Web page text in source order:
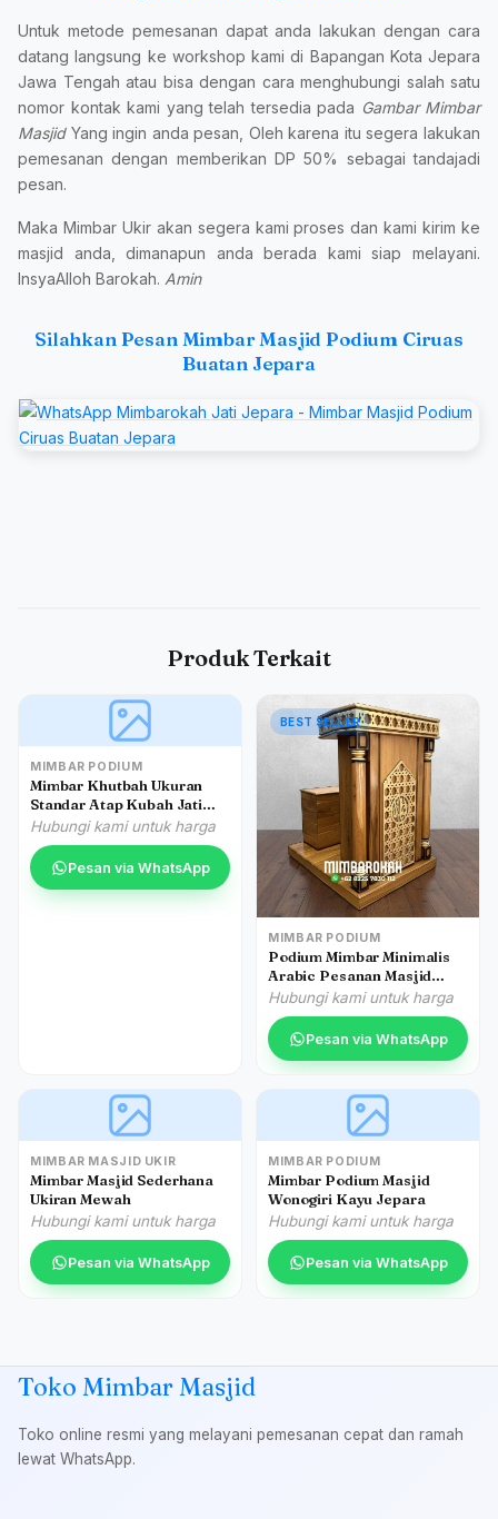
Untuk metode pemesanan dapat anda lakukan dengan cara
datang langsung ke workshop kami di Bapangan Kota Jepara
Jawa Tengah atau bisa dengan cara menghubungi salah satu
nomor kontak kami yang telah tersedia pada Gambar Mimbar
MasjidYang ingin anda pesan, Oleh karena itu segera lakukan
pemesanan dengan memberikan DP 50% sebagai tandajadi
pesan.
Maka Mimbar Ukir akan segera kami proses dan kami kirim ke
masjid anda, dimanapun anda berada kami siap melayani.
InsyaAlloh Barokah. Amin
Silahkan Pesan Mimbar Masjid Podium Ciruas
Buatan Jepara
Produk Terkait
MIMBAR PODIUM
Mimbar Khutbah Ukuran
Standar Atap Kubah Jati
Jepara
Hubungi kami untuk harga
Pesan via WhatsApp
BEST SELLER
MIMBAR PODIUM
Podium Mimbar Minimalis
Arabic Pesanan Masjid
Agung Depok
Hubungi kami untuk harga
Pesan via WhatsApp
MIMBAR MASJID UKIR
Mimbar Masjid Sederhana
Ukiran Mewah
Hubungi kami untuk harga
Pesan via WhatsApp
MIMBAR PODIUM
Mimbar Podium Masjid
Wonogiri Kayu Jepara
Hubungi kami untuk harga
Pesan via WhatsApp
Toko Mimbar Masjid
Toko online resmi yang melayani pemesanan cepat dan ramah
lewat WhatsApp.